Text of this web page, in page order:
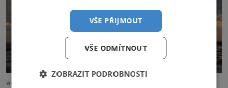
enigmaplus.cz
VŠE PŘIJMOUT
VŠE ODMÍTNOUT
ZOBRAZIT PODROBNOSTI